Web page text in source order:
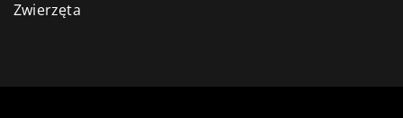
Zwierzęta